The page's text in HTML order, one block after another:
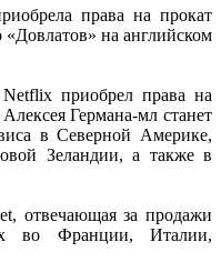
права на прокат
на английском
приобрел права на
Германа-мл станет
в Северной Америке,
Зеландии, а также в
отвечающая за продажи
во Франции, Италии,